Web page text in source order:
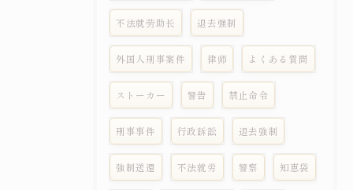
不法就劳助长 退去强制
外国人刑事案件 律师 よくある質問
ストーカー 警告 禁止命令
刑事事件 行政訴訟 退去強制
強制送還 不法就労 警察 知恵袋